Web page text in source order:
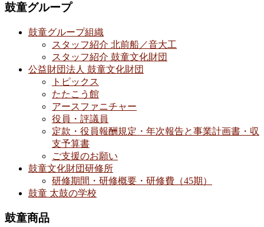
鼓童グループ
鼓童グループ組織
スタッフ紹介 北前船／音大工
スタッフ紹介 鼓童文化財団
公益財団法人 鼓童文化財団
トピックス
たたこう館
アースファニチャー
役員・評議員
定款・役員報酬規定・年次報告と事業計画書・収
支予算書
ご支援のお願い
鼓童文化財団研修所
研修期間・研修概要・研修費（45期）
鼓童 太鼓の学校
鼓童商品